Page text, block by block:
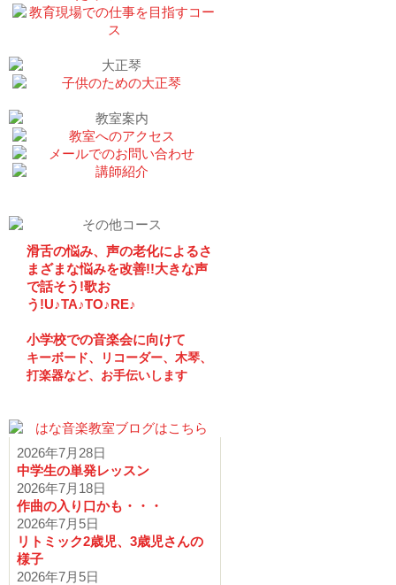
滑舌の悩み、声の老化によるさ
まざまな悩みを改善!!大きな声
で話そう!歌お
う!U♪TA♪TO♪RE♪
小学校での音楽会に向けて
キーボード、リコーダー、木琴、
打楽器など、お手伝いします
2026年7月28日
中学生の単発レッスン
2026年7月18日
作曲の入り口かも・・・
2026年7月5日
リトミック2歳児、3歳児さんの
様子
2026年7月5日